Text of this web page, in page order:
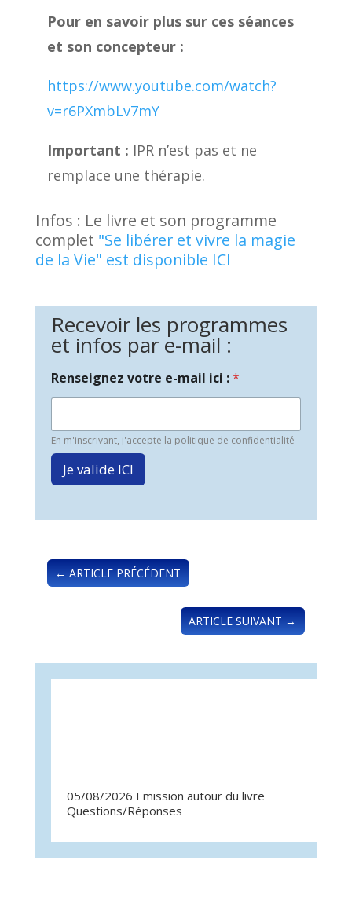
Pour en savoir plus sur ces séances
et son concepteur :
https://www.youtube.com/watch?
v=r6PXmbLv7mY
Important : IPR n’est pas et ne
remplace une thérapie.
Infos : Le livre et son programme
complet "Se libérer et vivre la magie
de la Vie" est disponible ICI
Recevoir les programmes
et infos par e-mail :
Renseignez votre e-mail ici :*
En m'inscrivant, j'accepte la politique de confidentialité
Je valide ICI
← ARTICLE PRÉCÉDENT
ARTICLE SUIVANT →
05/08/2026 Emission autour du livre
Questions/Réponses